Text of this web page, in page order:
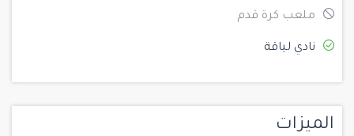
ملعب كرة قدم
نادي لياقة
الميزات